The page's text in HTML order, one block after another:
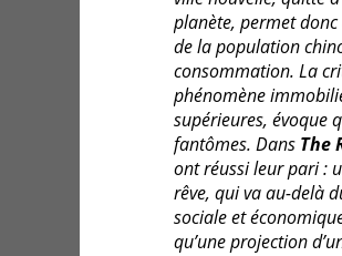
planète, permet
de la population
consommation. La
phénomène
supérieures, évoque
fantômes. Dans The
ont réussi leur pari :
rêve, qui va au-delà
sociale et
qu’une projection